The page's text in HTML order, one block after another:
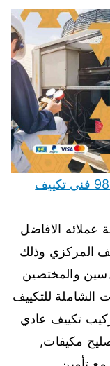
فني تكييف مركزي الرميثية 98548488 فني تكييف
عملائه الافاضل
المركزي وذلك
والمختصين
الشاملة للتكييف
تكييف عادي
مكيفات,